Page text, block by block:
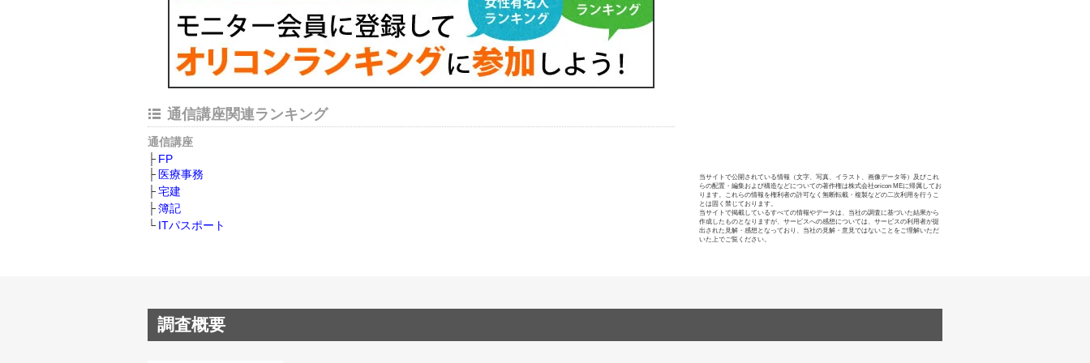
通信講座関連ランキング
通信講座
FP
医療事務
宅建
簿記
ITパスポート
当サイトで公開されている情報（文字、写真、イラスト、画像データ等）及びこれ
らの配置・編集および構造などについての著作権は株式会社oricon MEに帰属してお
ります。これらの情報を権利者の許可なく無断転載・複製などの二次利用を行うこ
とは固く禁じております。
当サイトで掲載しているすべての情報やデータは、当社の調査に基づいた結果から
作成したものとなりますが、サービスへの感想については、サービスの利用者が提
出された見解・感想となっており、当社の見解・意見ではないことをご理解いただ
いた上でご覧ください。
調査概要